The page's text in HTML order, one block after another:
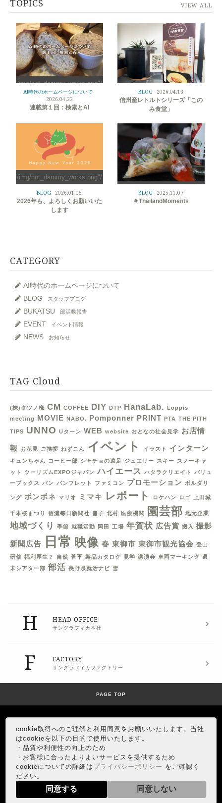
cookie取得へのご理解と利用同意をお願いいたします。当社
はcookieを以下の目的で使用いたします。
・品質や利便性の向上のため
・お客様に合ったよりよいサービスを提供するため
cookieについての詳細は プライバシーポリシー をご確認く
ださい。
同意する 同意しない
TOPICS VIEW ALL
/img/not_dammy_works.png"/
>
AI時代のホームページについて
2026.04.22
連載第１回：検索とAI
/img/not_dammy_works.png"/
>
BLOG 2026.04.13
信州産レトルトシリーズ「この
み食堂」
/img/not_dammy_works.png"/
>
BLOG 2026.01.05
2026年も、よろしくお願いいた
します
>
BLOG 2025.11.07
＃ThailandMoments
CATEGORY
AI時代のホームページについて
BLOG
スタッフブログ
BUKATSU 部活動報告
EVENT イベント情報
NEWS お知らせ
TAG Cloud
(株)タツノ様 CM COFFEE DIY DTP HanaLab.
Loppis
meeting
MOVIE NABO. Pomponner PRINT PTA THE PITH
TIPS UNNO Uターン WEB website おとなの社会見学 お店情
報 お花見 ご挨拶 ねずこん イベント イラスト インターン
キュンちゃん コーヒー部 シャチョの遠足 ジュエリー スキー
スノーキャ
ット
ツーリズムEXPOジャパン ハイエース ハタラクリエイト
バリュ
ーブックス パン パンフレット ファミコン プロモーション ボルダリ
ング ポンポネ マリオ ミマキ レポート ロケハン ロゴ 上田城
千本桜まつり 信濃毎日新聞社 冊子 北村 医療機関 園芸部 地元企業
地域づくり 季節 就職活動 岡田 工場 年賀状 広告賞 搬入 撮影
新聞広告 日常 映像 春 東御市 東御市観光協会 登山
研修 福利厚生？ 自然 菅平 製品カタログ 見学 講演会 車両マーキング 週
末シアター部 部活 長野県就活ナビ 雪
H HEAD OFFICE
サングラフィカ本社
F FACTORY
サングラフィカファクトリー
PAGE TOP
HEAD OFFICE